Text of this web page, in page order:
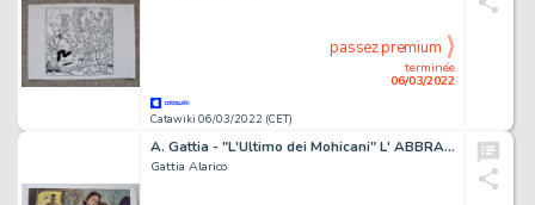
Catawiki 06/03/2022 (CET)
terminée
06/03/2022
passez premium
A. Gattia - "L'Ultimo dei Mohicani" L' ABBRACCIO illustrazione originale pag 96/97 - Cartonné - Exemplaire unique - (1974)
Gattia Alarico